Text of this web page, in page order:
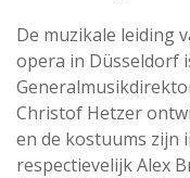
De muzikale leiding
opera in Düsseldorf
Christof Hetzer
en de kostuums zijn
respectievelijk Alex